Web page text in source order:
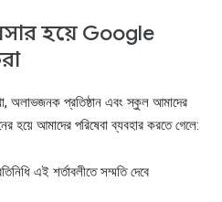
হয়ে Google
অলাভজনক প্রতিষ্ঠান এবং স্কুল আমাদের
হয়ে আমাদের পরিষেবা ব্যবহার করতে গেলে:
এই শর্তাবলীতে সম্মতি দেবে